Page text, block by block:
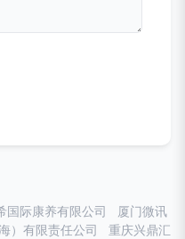
国际康养有限公司
厦门微讯
）有限责任公司
重庆兴鼎汇